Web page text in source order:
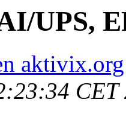
UPS,
aktivix.org
CET